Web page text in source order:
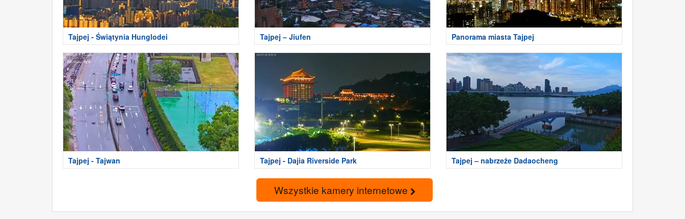
Tajpej - Świątynia Hunglodei Tajpej – Jiufen Panorama miasta Tajpej
Tajpej - Tajwan Tajpej - Dajia Riverside Park Tajpej – nabrzeże Dadaocheng
Wszystkie kamery internetowe